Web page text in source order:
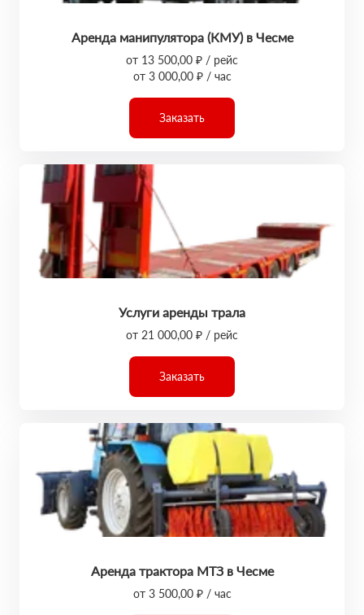
Аренда манипулятора (КМУ) в Чесме
от 13 500,00 ₽ / рейс
от 3 000,00 ₽ / час
Заказать
Услуги аренды трала
от 21 000,00 ₽ / рейс
Заказать
Аренда трактора МТЗ в Чесме
от 3 500,00 ₽ / час